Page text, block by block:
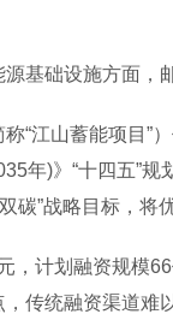
础设施方面，邮
江山蓄能项目”
年)》“十四五”
碳”战略目标，
计划融资规模66
传统融资渠道难